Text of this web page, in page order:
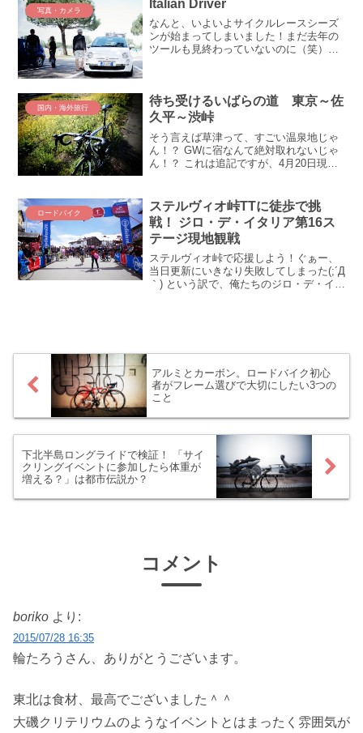
写真・カメラ Italian Driver
なんと、いよいよサイクルレースシーズ
ンが始まってしまいました！まだ去年の
ツールも見終わっていないのに（笑）！
たのです。イタリアの話は...
国内・海外旅行
待ち受けるいばらの道 東京～佐
久平～渋峠
そう言えば草津って、すごい温泉地じゃ
ん！？ GWに宿なんて絶対取れないじゃ
ん！？ これは追記ですが、4月20日現
ありませんが、まぁ渋峠にそれなりに近
い長野県小諸市にて宿...
ロードバイク
ステルヴィオ峠TTに徒歩で挑
戦！ ジロ・デ・イタリア第16ス
テージ現地観戦
ステルヴィオ峠で応援しよう！ぐぁー、
当日更新にいきなり失敗してしまった(;´Д
｀) という訳で、俺たちのジロ・デ・イタ
アルミとカーボン。ロードバイク初心
者がフレーム選びで大切にしたい3つの
こと
下北半島ロングライドで検証！ 「サイ
クリングイベントに参加したら体重が
増える？」は都市伝説か？
コメント
boriko より:
2015/07/28 16:35
輪たろうさん、ありがとうございます。
東北は食材、最高でございました＾＾
大磯クリテリウムのようなイベントとはまったく雰囲気が